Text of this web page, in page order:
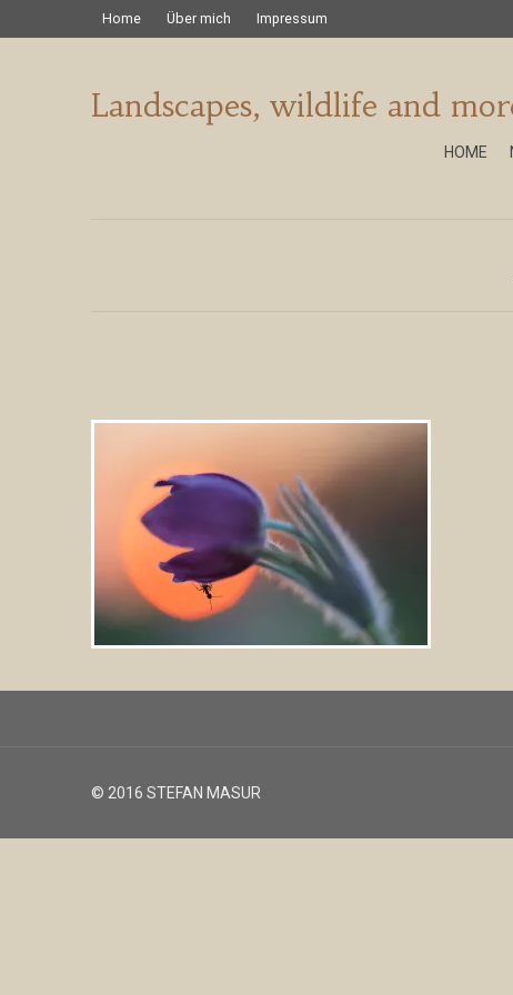
Home Über mich Impressum
Landscapes, wildlife and
HOME
© 2016 STEFAN MASUR